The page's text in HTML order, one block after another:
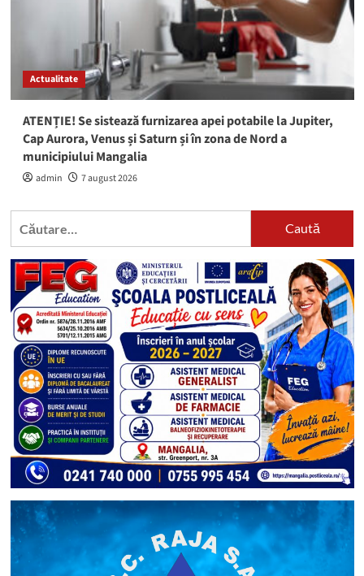
Actualitate
ATENȚIE! Se sistează furnizarea apei potabile la Jupiter,
Cap Aurora, Venus și Saturn și în zona de Nord a
municipiului Mangalia
admin 7 august 2026